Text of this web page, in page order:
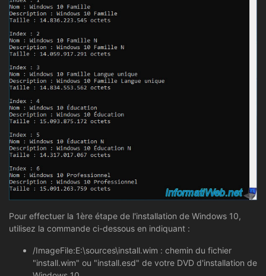
Pour effectuer la 1ère étape de l'installation de Windows 10,
utilisez la commande ci-dessous en indiquant :
/ImageFile:E:\sources\install.wim : chemin du fichier
"install.wim" ou "install.esd" de votre DVD d'installation de